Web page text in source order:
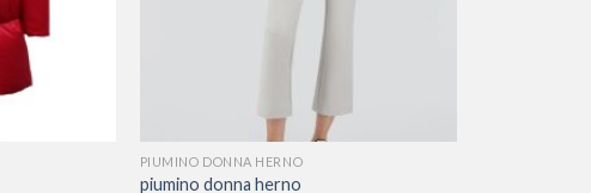
PIUMINO DONNA HERNO
piumino donna herno